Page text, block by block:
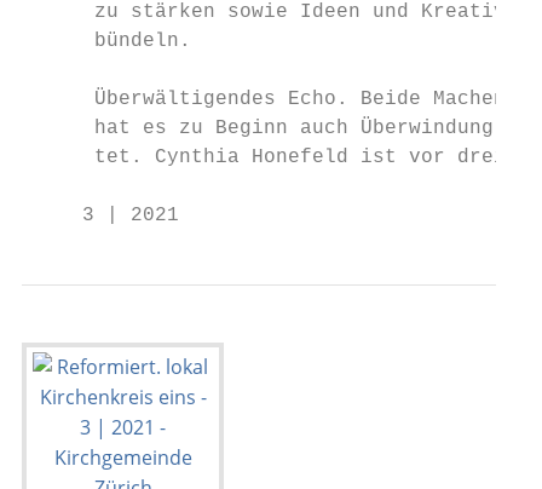
zu stärken sowie Ideen und
bündeln.
Überwältigendes Echo. Beide
hat es zu Beginn auch Überwindung
tet. Cynthia Honefeld ist vor drei
3 | 2021